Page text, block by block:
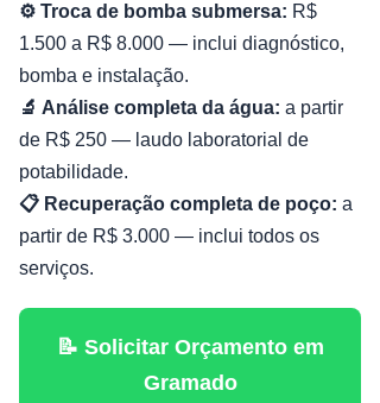
⚙️ Troca de bomba submersa: R$
1.500 a R$ 8.000 — inclui diagnóstico,
bomba e instalação.
🔬 Análise completa da água: a partir
de R$ 250 — laudo laboratorial de
potabilidade.
📋 Recuperação completa de poço: a
partir de R$ 3.000 — inclui todos os
serviços.
📝 Solicitar Orçamento em
Gramado